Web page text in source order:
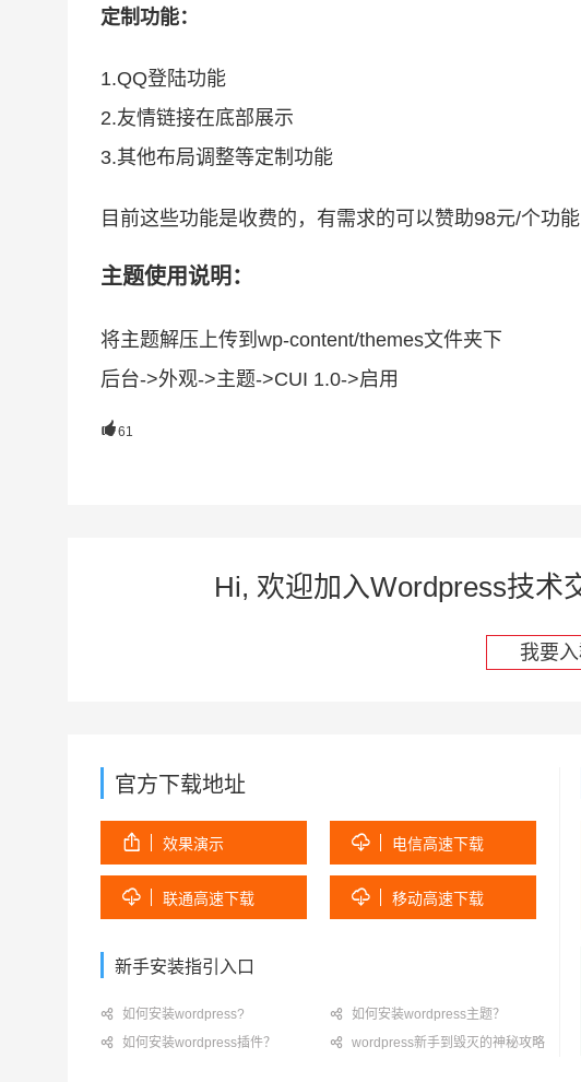
定制功能：
1.QQ登陆功能
2.友情链接在底部展示
3.其他布局调整等定制功能
目前这些功能是收费的，有需求的可以赞助98元/个功
主题使用说明：
将主题解压上传到wp-content/themes文件夹下
后台->外观->主题->CUI 1.0->启用
61
Hi, 欢迎加入Wordpress技术
我要
官方下载地址
 效果演示  电信高速下载
 联通高速下载  移动高速下载
新手安装指引入口
 如何安装wordpress?  如何安装wordpress主题？
 如何安装wordpress插件？  wordpress新手到毁灭的神秘攻略